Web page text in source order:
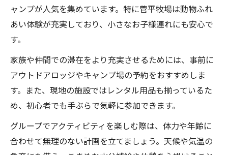
ャンプが人気を集めています。特に菅平牧場は動物ふれ
あい体験が充実しており、小さなお子様連れにも安心で
す。
家族や仲間での滞在をより充実させるためには、事前に
アウトドアロッジやキャンプ場の予約をおすすめしま
す。また、現地の施設ではレンタル用品も揃っているた
め、初心者でも手ぶらで気軽に参加できます。
グループでアクティビティを楽しむ際は、体力や年齢に
合わせて無理のない計画を立てましょう。天候や気温の